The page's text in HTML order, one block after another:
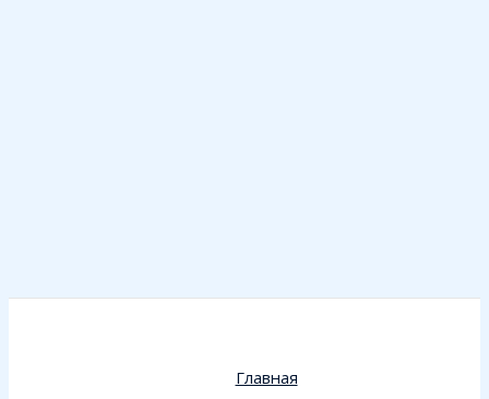
Главная